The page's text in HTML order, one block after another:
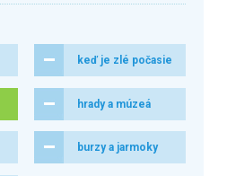
keď je zlé počasie
hrady a múzeá
burzy a jarmoky